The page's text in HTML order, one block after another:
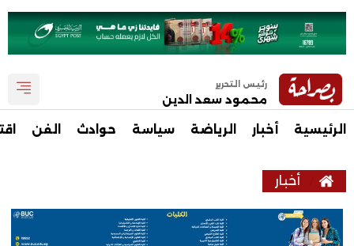
رئيس التحرير
محمود سعد الدين
الرئيسية أخبار الرياضة سياسة حوادث الفن
أخبار